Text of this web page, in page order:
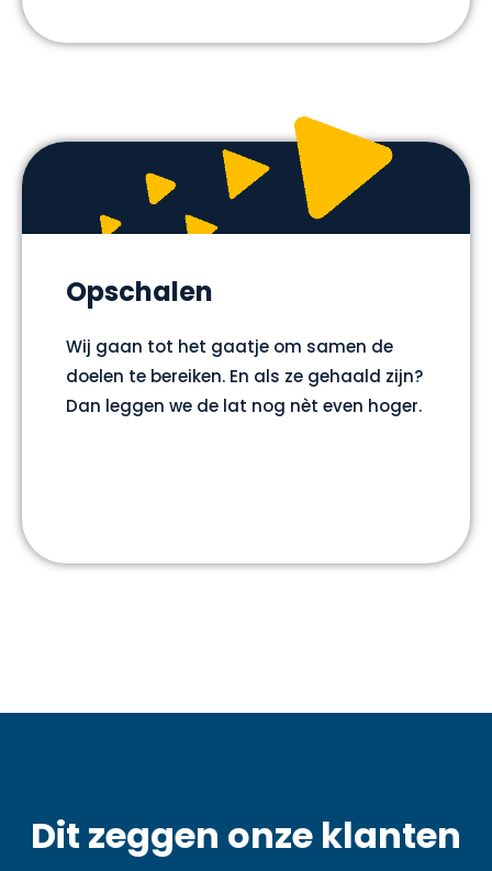
Opschalen
Wij gaan tot het gaatje om samen de
doelen te bereiken. En als ze gehaald zijn?
Dan leggen we de lat nog nèt even hoger.
Dit zeggen onze klanten